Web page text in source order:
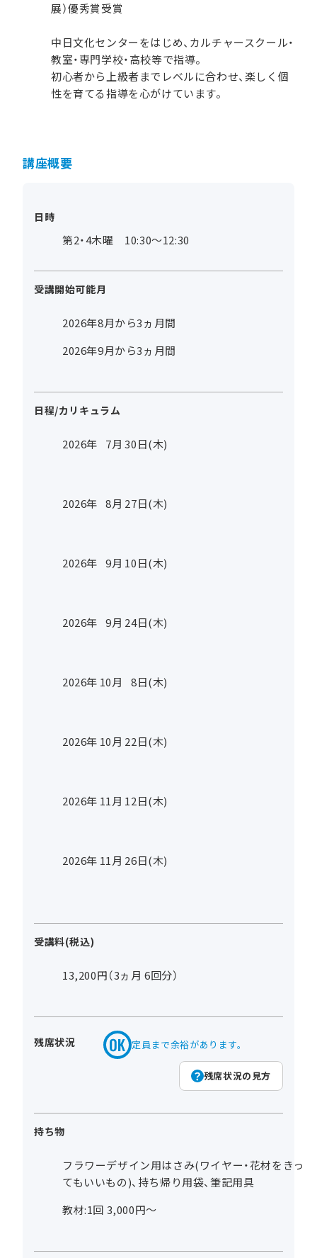
展）優秀賞受賞
中日文化センターをはじめ、カルチャースクール・
教室・専門学校・高校等で指導。
初心者から上級者までレベルに合わせ、楽しく個
性を育てる指導を心がけています。
講座概要
日時
第2・4木曜 10:30～12:30
受講開始可能月
2026年8月から3ヵ月間
2026年9月から3ヵ月間
日程/カリキュラム
2026年 7月 30日(木)
2026年 8月 27日(木)
2026年 9月 10日(木)
2026年 9月 24日(木)
2026年 10月 8日(木)
2026年 10月 22日(木)
2026年 11月 12日(木)
2026年 11月 26日(木)
受講料(税込)
13,200円（3ヵ月 6回分）
残席状況 定員まで余裕があります。
残席状況の見方
持ち物
フラワーデザイン用はさみ(ワイヤー・花材をきっ
てもいいもの)、持ち帰り用袋、筆記用具
教材:1回 3,000円～